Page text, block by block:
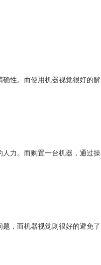
性。而使用机器视觉很好的解
力。而购置一台机器，通过操
，而机器视觉则很好的避免了